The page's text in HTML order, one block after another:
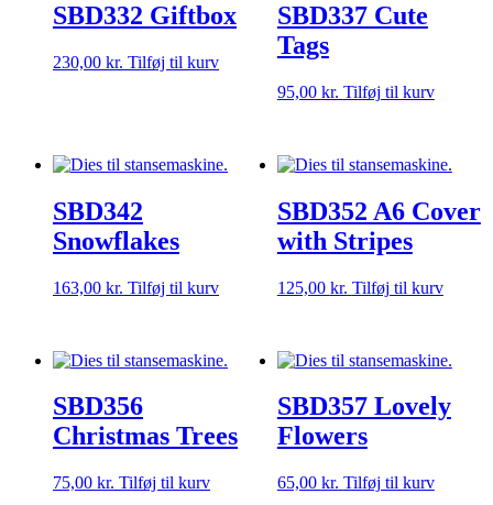
SBD332 Giftbox
230,00 kr. Tilføj til kurv
SBD337 Cute
Tags
95,00 kr. Tilføj til kurv
SBD342
Snowflakes
163,00 kr. Tilføj til kurv
SBD352 A6 Cover
with Stripes
125,00 kr. Tilføj til kurv
SBD356
Christmas Trees
75,00 kr. Tilføj til kurv
SBD357 Lovely
Flowers
65,00 kr. Tilføj til kurv